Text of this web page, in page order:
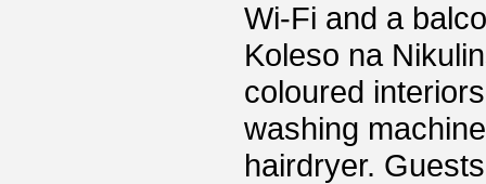
Wi-Fi and a
Koleso na
coloured
washing
hairdryer.